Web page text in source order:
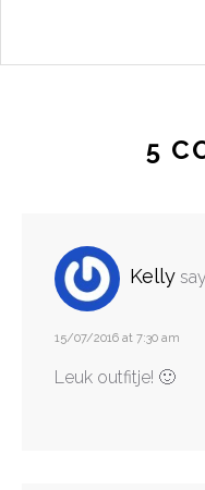
5
Kelly
15/07/2016 at 7:30 am
Leuk outfitje! 🙂